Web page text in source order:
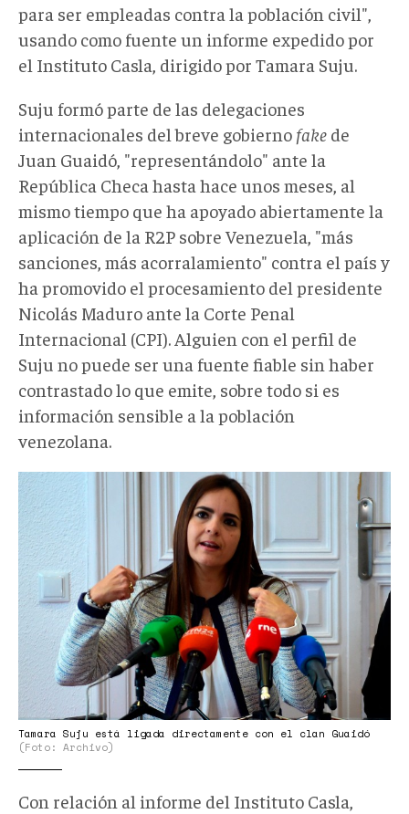
para ser empleadas contra la población civil",
usando como fuente un informe expedido por
el Instituto Casla, dirigido por Tamara Suju.
Suju formó parte de las delegaciones
internacionales del breve gobierno fake de
Juan Guaidó, "representándolo" ante la
República Checa hasta hace unos meses, al
mismo tiempo que ha apoyado abiertamente la
aplicación de la R2P sobre Venezuela, "más
sanciones, más acorralamiento" contra el país y
ha promovido el procesamiento del presidente
Nicolás Maduro ante la Corte Penal
Internacional (CPI). Alguien con el perfil de
Suju no puede ser una fuente fiable sin haber
contrastado lo que emite, sobre todo si es
información sensible a la población
venezolana.
tamara-
suju-
653x435.jpg
Tamara Suju está ligada directamente con el clan Guaidó
(Foto: Archivo)
Con relación al informe del Instituto Casla,